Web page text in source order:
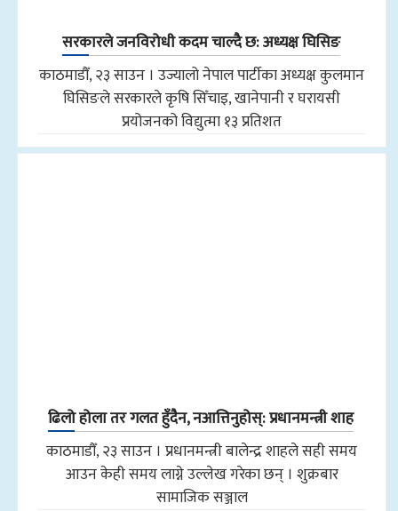
सरकारले जनविरोधी कदम चाल्दै छ: अध्यक्ष घिसिङ
काठमाडौँ, २३ साउन । उज्यालो नेपाल पार्टीका अध्यक्ष कुलमान
घिसिङले सरकारले कृषि सिँचाइ, खानेपानी र घरायसी
प्रयोजनको विद्युत्मा १३ प्रतिशत
ढिलो होला तर गलत हुँदैन, नआत्तिनुहोस्: प्रधानमन्त्री शाह
काठमाडौँ, २३ साउन । प्रधानमन्त्री बालेन्द्र शाहले सही समय
आउन केही समय लाग्ने उल्लेख गरेका छन् । शुक्रबार
सामाजिक सञ्जाल